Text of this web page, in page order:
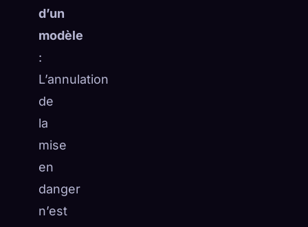
d’un
modèle
:
L’annulation
de
la
mise
en
danger
n’est